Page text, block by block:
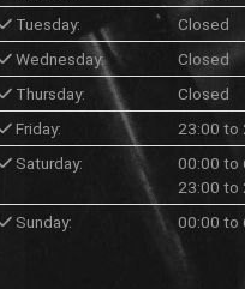
Tuesday:
Closed
Wednesday:
Closed
Thursday:
Closed
Friday:
23:00 to
Saturday:
00:00 to
23:00 to
Sunday:
00:00 to